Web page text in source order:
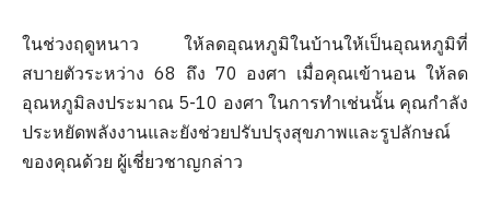
ในช่วงฤดูหนาว ให้ลดอุณหภูมิในบ้านให้เป็นอุณหภูมิที่
สบายตัวระหว่าง 68 ถึง 70 องศา เมื่อคุณเข้านอน ให้ลด
อุณหภูมิลงประมาณ 5-10 องศา ในการทำเช่นนั้น คุณกำลัง
ประหยัดพลังงานและยังช่วยปรับปรุงสุขภาพและรูปลักษณ์
ของคุณด้วย ผู้เชี่ยวชาญกล่าว